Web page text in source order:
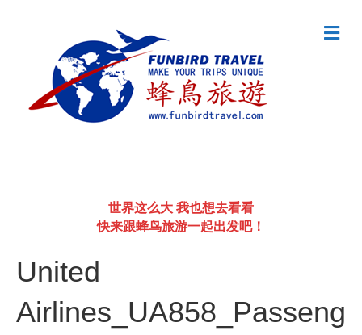
世界这么大 我也想去看看
快来跟蜂鸟旅游一起出发吧！
M
e
United
Airlines_UA858_Passeng